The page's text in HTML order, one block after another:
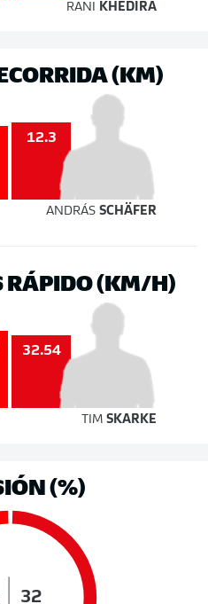
RANI KHEDIRA
(KM)
12.3
ANDRÁSSCHÄFER
RÁPIDO (KM/H)
32.54
TIMSKARKE
(%)
32